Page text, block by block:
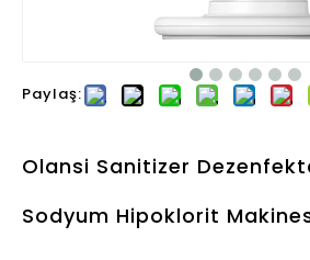
Paylaş:
Olansi Sanitizer
Sodyum Hipoklorit